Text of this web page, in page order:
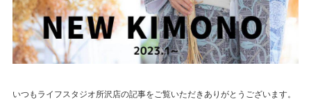
いつもライフスタジオ所沢店の記事をご覧いただきありがとうございます。